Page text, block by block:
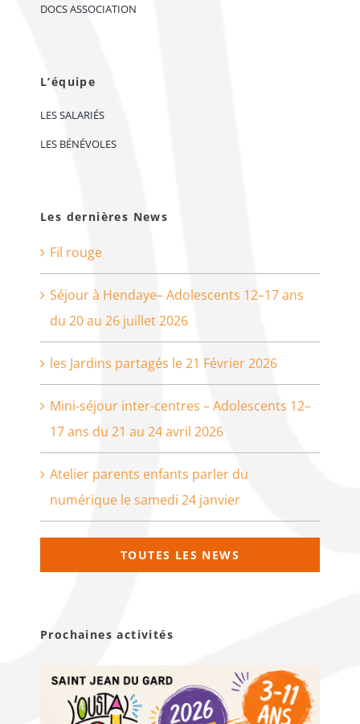
DOCS ASSOCIATION
L’équipe
LES SALARIÉS
LES BÉNÉVOLES
Les dernières News
Fil rouge
Séjour à Hendaye– Adolescents 12–17 ans
du 20 au 26 juillet 2026
les Jardins partagés le 21 Février 2026
Mini-séjour inter-centres – Adolescents 12–
17 ans du 21 au 24 avril 2026
Atelier parents enfants parler du
numérique le samedi 24 janvier
TOUTES LES NEWS
Prochaines activités